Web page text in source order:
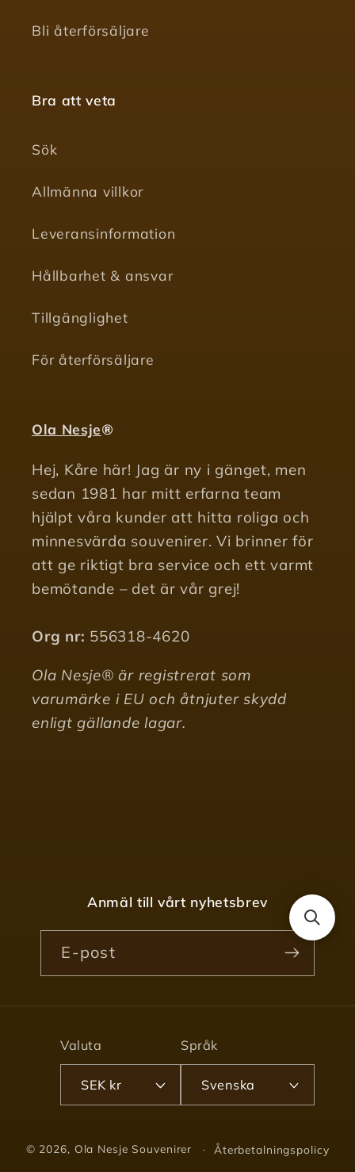
Bli återförsäljare
Bra att veta
Sök
Allmänna villkor
Leveransinformation
Hållbarhet & ansvar
Tillgänglighet
För återförsäljare
Ola Nesje®
Hej, Kåre här! Jag är ny i gänget, men
sedan 1981 har mitt erfarna team
hjälpt våra kunder att hitta roliga och
minnesvärda souvenirer. Vi brinner för
att ge riktigt bra service och ett varmt
bemötande – det är vår grej!
Org nr: 556318-4620
Ola Nesje® är registrerat som
varumärke i EU och åtnjuter skydd
enligt gällande lagar.
Anmäl till vårt nyhetsbrev
E-post
Valuta
SEK kr
Språk
Svenska
© 2026, Ola Nesje Souvenirer Återbetalningspolicy